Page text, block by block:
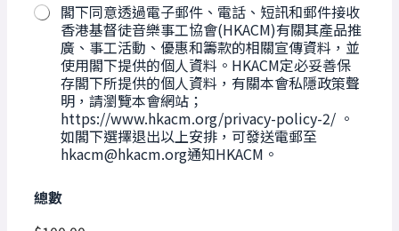
閣下同意透過電子郵件、電話、短訊和郵件接收
香港基督徒音樂事工協會(HKACM)有關其產品推
廣、事工活動、優惠和籌款的相關宣傳資料，並
使用閣下提供的個人資料。HKACM定必妥善保
存閣下所提供的個人資料，有關本會私隱政策聲
明，請瀏覽本會網站；
https://www.hkacm.org/privacy-policy-2/ 。
如閣下選擇退出以上安排，可發送電郵至
hkacm@hkacm.org通知HKACM。
總數